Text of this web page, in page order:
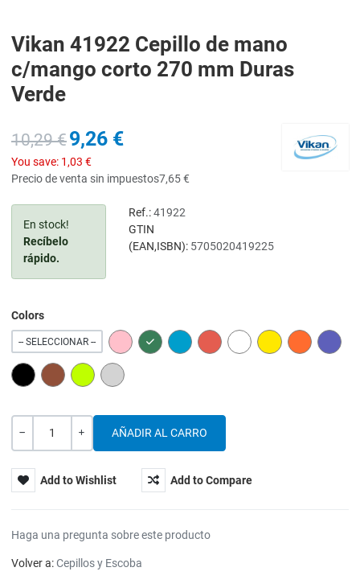
Vikan 41922 Cepillo de mano
c/mango corto 270 mm Duras
Verde
10,29 €9,26 €
You save: 1,03 €
Precio de venta sin impuestos7,65 €
En stock!
Recíbelo
rápido.
Ref.: 41922
GTIN
(EAN,ISBN): 5705020419225
Colors
-- SELECCIONAR -- PINK GREEN BLUE RED WHITE YELLOW ORANGE
BLACK BROWN LIME GREY
Cantidad
Add to Wishlist Add to Compare
Haga una pregunta sobre este producto
Volver a:Cepillos y Escoba